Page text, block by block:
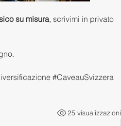
su misura, scrivimi in privato
#CaveauSvizzera
25 visualizzazioni